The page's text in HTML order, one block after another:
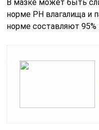
В мазке может быть
норме РН влагалища и
норме составляют